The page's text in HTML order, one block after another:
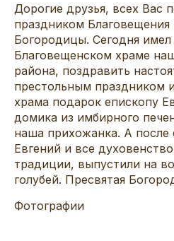
Дорогие друзья, всех Вас
праздником Благовещения
Богородицы. Сегодня
Благовещенском храме
района, поздравить
престольным праздником
храма подарок епископу
домика из имбирного
наша прихожанка. А
Евгений и все
традиции, выпустили на
голубей. Пресвятая
Фотографии